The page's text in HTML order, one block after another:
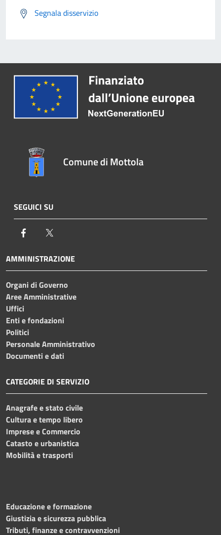
Segnala disservizio
Comune di Mottola
SEGUICI SU
Facebook
AMMINISTRAZIONE
Organi di Governo
Aree Amministrative
Uffici
Enti e fondazioni
Politici
Personale Amministrativo
Documenti e dati
CATEGORIE DI SERVIZIO
Anagrafe e stato civile
Cultura e tempo libero
Imprese e Commercio
Catasto e urbanistica
Mobilità e trasporti
Educazione e formazione
Giustizia e sicurezza pubblica
Tributi, finanze e contravvenzioni